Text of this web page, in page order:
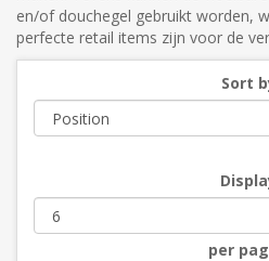
en/of douchegel gebruikt worden,
perfecte retail items zijn voor de
Sort
per